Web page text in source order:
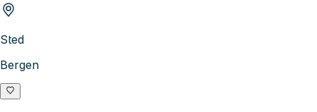
Sted
Bergen